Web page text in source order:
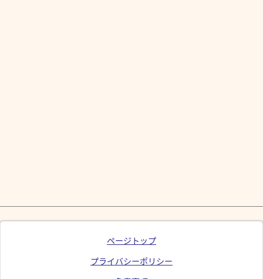
ページトップ
プライバシーポリシー